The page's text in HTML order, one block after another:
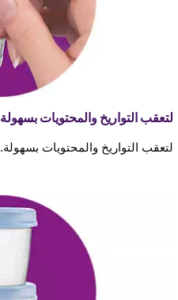
لتعقب التواريخ والمحتويات بسهولة
لتعقب التواريخ والمحتويات بسهولة.